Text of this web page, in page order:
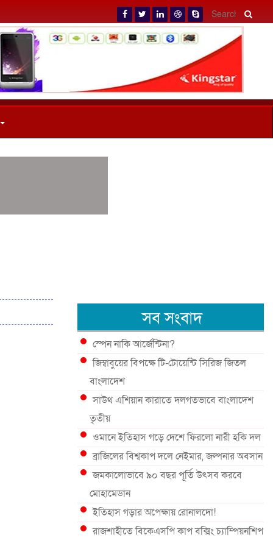
সব সংবাদ
স্পেন নাকি আর্জেন্টিনা?
জিম্বাবুয়ের বিপক্ষে টি-টোয়েন্টি সিরিজ জিতল
বাংলাদেশ
সাউথ এশিয়ান কারাতে দলগতভাবে বাংলাদেশ
তৃতীয়
ওমানে ইতিহাস গড়ে দেশে ফিরলো নারী হকি দল
ব্রাজিলের বিশ্বকাপ দলে নেইমার, জল্পনার অবসান
জমকালোভাবে ৯০ বছর পূর্তি উৎসব করবে
মোহামেডান
ইতিহাস গড়ার অপেক্ষায় রোনালদো!
রাজশাহীতে বিকেএসপি কাপ বক্সিং চ্যাম্পিয়নশিপ